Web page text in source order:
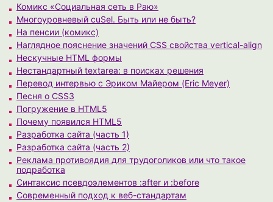
Комикс «Социальная сеть в Раю»
Многоуровневый cuSel. Быть или не быть?
На пенсии (комикс)
Наглядное пояснение значений CSS свойства vertical-align
Нескучные HTML формы
Нестандартный textarea: в поисках решения
Перевод интервью с Эриком Майером (Eric Meyer)
Песня о CSS3
Погружение в HTML5
Почему появился HTML5
Разработка сайта (часть 1)
Разработка сайта (часть 2)
Реклама противоядия для трудоголиков или что такое
подработка
Синтаксис псевдоэлементов :after и :before
Современный подход к веб-стандартам